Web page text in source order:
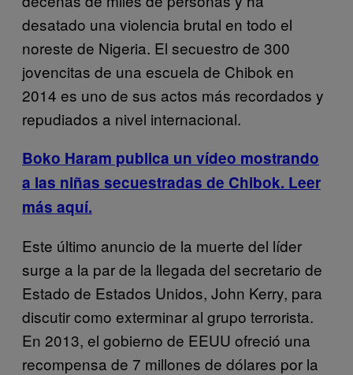
desatado una violencia brutal en todo el
noreste de Nigeria. El secuestro de 300
jovencitas de una escuela de Chibok en
2014 es uno de sus actos más recordados y
repudiados a nivel internacional.
Boko Haram publica un vídeo mostrando
a las niñas secuestradas de Chibok. Leer
más aquí.
Este último anuncio de la muerte del líder
surge a la par de la llegada del secretario de
Estado de Estados Unidos, John Kerry, para
discutir como exterminar al grupo terrorista.
En 2013, el gobierno de EEUU ofreció una
recompensa de 7 millones de dólares por la